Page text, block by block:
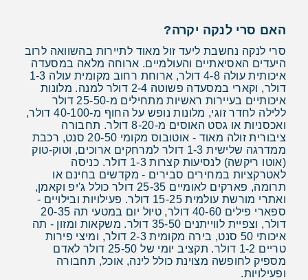
האם סרי לנקה יקרה?
סרי לנקה נחשבת ליעד זול מאוד לתיירות בהשוואה לרוב
היעדים האסיאתיים והעולמיים. ארוחה מלאה במסעדה
איכותית עולה 4-8 דולר, ארוחת רחוב מקומית עולה 1-3
דולר, וקארי במסעדה פשוטה 2-4 דולר למנה. מלונות
איכותיים בעיירות ראשיות מתחילים מ-25-50 דולר
ללילה לחדר זוגי, מלונות נופש על החוף מ-40-100 דולר,
ואכסניות או גסט האוסים מ-8-20 דולר. תחבורה
ציבורית זולה מאוד - אוטובוס מקומי 20-50 סנט, רכבת
ממדרגה שלישית 1-3 דולר למרחקים ארוכים, וטוק-טוק
(אוטו ריקשה) לנסיעות קצרות 1-3 דולר. כניסה
לאטרקציות במחירים סבירים - מקדשים בחינם או
תרומה, פארקים לאומיים 25-35 דולר כולל ג'יפ וקאמן,
ואתרי מורשת עולמית 15-25 דולר. פעילויות ובילויים -
ספארי פילים 40-60 דולר, טיול יום במטעי תה 20-35
דולר, וצפיית לווייתנים 35-50 דולר. משקאות ומזון - תה
איכותי 50 סנט, בירה מקומית 2-3 דולר, ומיצי פירות
טריים 1-2 דולר. תקציב יומי של 25-50 דולר לאדם
מספיק לחופשה מצוינת כולל לינה, אוכל, תחבורה
ופעילויות.